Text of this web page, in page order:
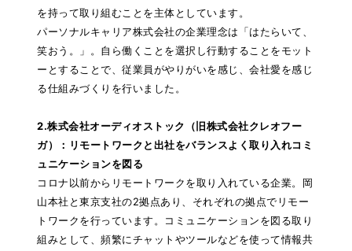
を持って取り組むことを主体としています。
パーソナルキャリア株式会社の企業理念は「はたらいて、
笑おう。」。自ら働くことを選択し行動することをモット
ーとすることで、従業員がやりがいを感じ、会社愛を感じ
る仕組みづくりを行いました。
2.株式会社オーディオストック（旧株式会社クレオフー
ガ）：リモートワークと出社をバランスよく取り入れコミ
ュニケーションを図る
コロナ以前からリモートワークを取り入れている企業。岡
山本社と東京支社の2拠点あり、それぞれの拠点でリモー
トワークを行っています。コミュニケーションを図る取り
組みとして、頻繁にチャットやツールなどを使って情報共